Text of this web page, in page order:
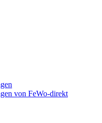
von FeWo-direkt